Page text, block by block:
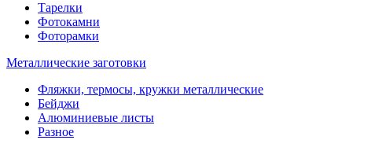
Тарелки
Фотокамни
Фоторамки
Металлические заготовки
Фляжки, термосы, кружки металлические
Бейджи
Алюминиевые листы
Разное